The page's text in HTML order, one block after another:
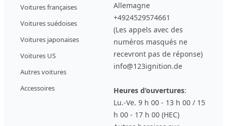
Voitures françaises
Voitures suédoises
Voitures japonaises
Voitures US
Autres voitures
Accessoires
Allemagne
+4924529574661
(Les appels avec des
numéros masqués ne
recevront pas de réponse)
info@123ignition.de
Heures d‘ouvertures:
Lu.-Ve. 9 h 00 - 13 h 00 / 15
h 00 - 17 h 00 (HEC)